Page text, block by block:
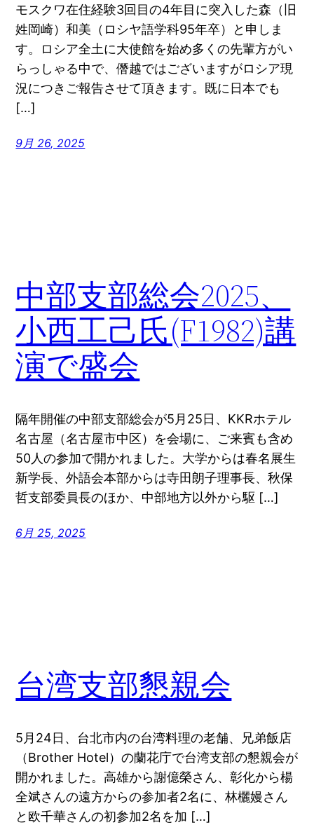
モスクワ在住経験3回目の4年目に突入した森（旧
姓岡崎）和美（ロシヤ語学科95年卒）と申しま
す。ロシア全土に大使館を始め多くの先輩方がい
らっしゃる中で、僭越ではございますがロシア現
況につきご報告させて頂きます。既に日本でも
[…]
9月 26, 2025
中部支部総会2025、
小西工己氏(F1982)講
演で盛会
隔年開催の中部支部総会が5月25日、KKRホテル
名古屋（名古屋市中区）を会場に、ご来賓も含め
50人の参加で開かれました。大学からは春名展生
新学長、外語会本部からは寺田朗子理事長、秋保
哲支部委員長のほか、中部地方以外から駆 […]
6月 25, 2025
台湾支部懇親会
5月24日、台北市内の台湾料理の老舗、兄弟飯店
（Brother Hotel）の蘭花庁で台湾支部の懇親会が
開かれました。高雄から謝億榮さん、彰化から楊
全斌さんの遠方からの参加者2名に、林欐嫚さん
と欧千華さんの初参加2名を加 […]